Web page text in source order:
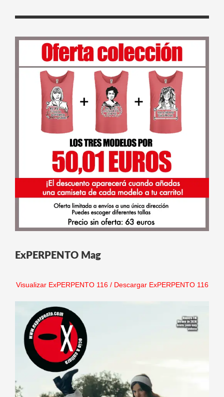
ExPERPENTO Mag
Visualizar ExPERPENTO 116/ Descargar ExPERPENTO 116